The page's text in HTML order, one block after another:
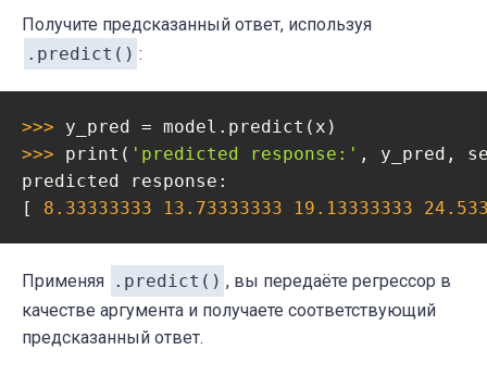
Получите предсказанный ответ, используя
.predict() :
>>>
>>> print( 'predicted response:' , y_pred,
predicted response:
[ 8.33333333 13.73333333 19.13333333
Применяя .predict() , вы передаёте регрессор в
качестве аргумента и получаете соответствующий
предсказанный ответ.